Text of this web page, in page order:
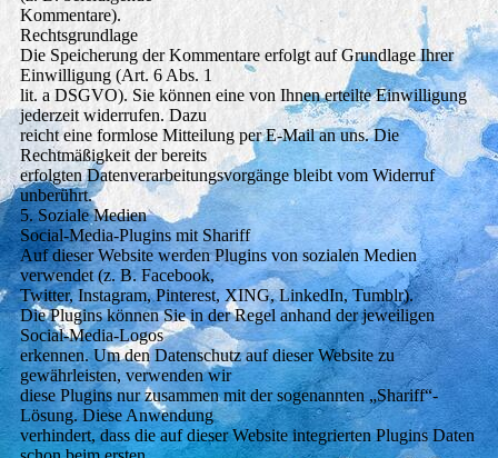
Kommentare).
Rechtsgrundlage
Die Speicherung der Kommentare erfolgt auf Grundlage Ihrer
Einwilligung (Art. 6 Abs. 1
lit. a DSGVO). Sie können eine von Ihnen erteilte Einwilligung
jederzeit widerrufen. Dazu
reicht eine formlose Mitteilung per E-Mail an uns. Die
Rechtmäßigkeit der bereits
erfolgten Datenverarbeitungsvorgänge bleibt vom Widerruf
unberührt.
5. Soziale Medien
Social-Media-Plugins mit Shariff
Auf dieser Website werden Plugins von sozialen Medien
verwendet (z. B. Facebook,
Twitter, Instagram, Pinterest, XING, LinkedIn, Tumblr).
Die Plugins können Sie in der Regel anhand der jeweiligen
Social-Media-Logos
erkennen. Um den Datenschutz auf dieser Website zu
gewährleisten, verwenden wir
diese Plugins nur zusammen mit der sogenannten „Shariff“-
Lösung. Diese Anwendung
verhindert, dass die auf dieser Website integrierten Plugins Daten